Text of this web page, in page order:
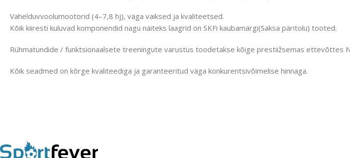
Vahelduvvoolumootorid (4–7,8 hj), väga vaiksed ja kvaliteetsed.
Kõik kiiresti kuluvad komponendid nagu näiteks laagrid on SKFi kaubamärgi(Saksa päritolu) tooted.
Rühmatundide / funktsionaalsete treeningute varustus toodetakse kõige prestiižsemas ettevõttes
Kõik seadmed on kõrge kvaliteediga ja garanteeritud väga konkurentsivõimelise hinnaga.